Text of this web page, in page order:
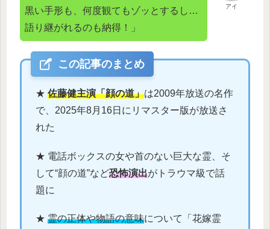
アイ
黒い手形も、何度観てもゾッとするし…
語り継がれるのも納得！」
この記事のまとめ
★佐藤健主演「顔の道」は2009年放送の名作
で、2025年8月16日にリマスター版が放送さ
れた
★ 電話ボックスの女や首のない巨大な霊、そ
して“顔の道”など恐怖演出がトラウマ級で話
題に
★霊の正体や物語の意味について「花嫁霊